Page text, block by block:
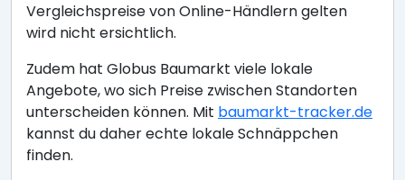
Vergleichspreise von Online-Händlern gelten
wird nicht ersichtlich.
Zudem hat Globus Baumarkt viele lokale
Angebote, wo sich Preise zwischen Standorten
unterscheiden können. Mit baumarkt-tracker.de
kannst du daher echte lokale Schnäppchen
finden.